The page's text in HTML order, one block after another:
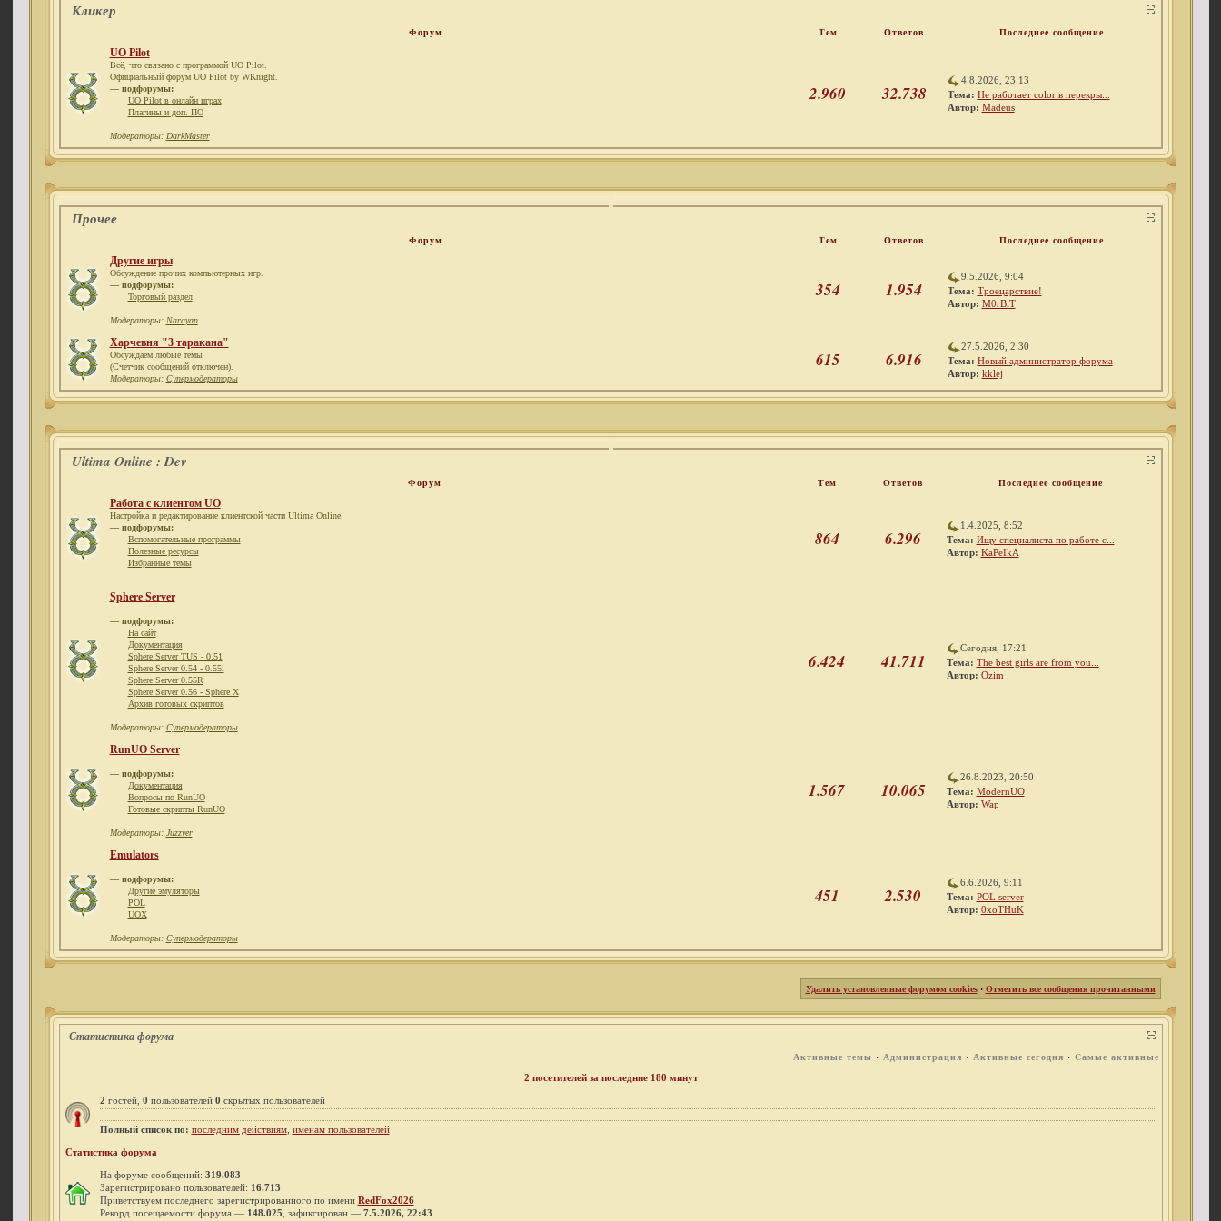
Кликер
Форум Тем Ответов Последнее сообщение
UO Pilot
Всё, что связано с программой UO Pilot.
Официальный форум UO Pilot by WKnight.
— подфорумы:
UO Pilot в онлайн играх
Плагины и доп. ПО
Модераторы: DarkMaster
2.960 32.738
4.8.2026, 23:13
Тема: Не работает color в перекры...
Автор: Madeus
Прочее
Форум Тем Ответов Последнее сообщение
Другие игры
Обсуждение прочих компьютерных игр.
— подфорумы:
Торговый раздел
Модераторы: Narayan
354 1.954
9.5.2026, 9:04
Тема: Троецарствие!
Автор: M0rBiT
Харчевня "3 таракана"
Обсуждаем любые темы
(Счетчик сообщений отключен).
Модераторы: Супермодераторы
615 6.916
27.5.2026, 2:30
Тема: Новый администратор форума
Автор: kklej
Ultima Online : Dev
Форум Тем Ответов Последнее сообщение
Работа с клиентом UO
Настройка и редактирование клиентской части Ultima Online.
— подфорумы:
Вспомогательные программы
Полезные ресурсы
Избранные темы
864 6.296
1.4.2025, 8:52
Тема: Ищу специалиста по работе с...
Автор: KaPeIkA
Sphere Server
— подфорумы:
На сайт
Документация
Sphere Server TUS - 0.51
Sphere Server 0.54 - 0.55i
Sphere Server 0.55R
Sphere Server 0.56 - Sphere X
Архив готовых скриптов
Модераторы: Супермодераторы
6.424 41.711
Сегодня, 17:21
Тема: The best girls are from you...
Автор: Ozim
RunUO Server
— подфорумы:
Документация
Вопросы по RunUO
Готовые скрипты RunUO
Модераторы: Juzzver
1.567 10.065
26.8.2023, 20:50
Тема: ModernUO
Автор: Wap
Emulators
— подфорумы:
Другие эмуляторы
POL
UOX
Модераторы: Супермодераторы
451 2.530
6.6.2026, 9:11
Тема: POL server
Автор: 0xoTHuK
Удалить установленные форумом cookies· Отметить все сообщения прочитанными
Статистика форума
Активные темы · Администрация · Активные сегодня · Самые активные
2 посетителей за последние 180 минут
2 гостей, 0 пользователей 0 скрытых пользователей
Полный список по: последним действиям, именам пользователей
Статистика форума
На форуме сообщений: 319.083
Зарегистрировано пользователей: 16.713
Приветствуем последнего зарегистрированного по имени RedFox2026
Рекорд посещаемости форума — 148.025 , зафиксирован — 7.5.2026, 22:43